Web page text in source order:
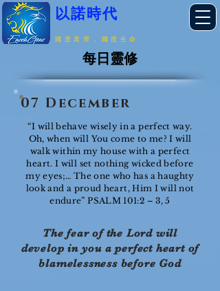
以諾時代
國度真理，國度生命
每日靈修
07 December
“I will behave wisely in a perfect way.
Oh, when will You come to me? I will
walk within my house with a perfect
heart. I will set nothing wicked before
my eyes;… The one who has a haughty
look and a proud heart, Him I will not
endure” PSALM 101:2 – 3, 5
The fear of the Lord will
develop in you a perfect heart of
blamelessness before God